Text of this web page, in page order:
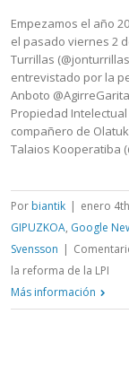
Empezamos el año
el pasado viernes 2
Turrillas
entrevistado por la
Anboto
Propiedad
compañero de
Talaios Kooperatiba
Por biantik | enero
GIPUZKOA, Google
Svensson |
la reforma de la LPI
Más información